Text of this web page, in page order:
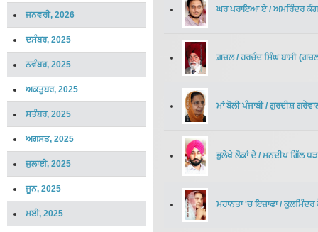
ਜਨਵਰੀ, 2026
ਦਸੰਬਰ, 2025
ਨਵੰਬਰ, 2025
ਅਕਤੂਬਰ, 2025
ਸਤੰਬਰ, 2025
ਅਗਸਤ, 2025
ਜੁਲਾਈ, 2025
ਜੂਨ, 2025
ਮਈ, 2025
ਘਰ ਪਰਾਇਆ ਏ/ ਅਮਰਿੰਦਰ ਕੰਗ
ਗ਼ਜ਼ਲ/ ਹਰਚੰਦ ਸਿੰਘ ਬਾਸੀ(
ਮਾਂ ਬੋਲੀ ਪੰਜਾਬੀ/ ਗੁਰਦੀਸ਼
ਭੁਲੇਖੇ ਲੋਕਾਂ ਦੇ/ ਮਨਦੀਪ ਗਿੱਲ
ਮਹਾਨਤਾ 'ਚ ਇਜ਼ਾਫਾ/ ਕੁਲਮਿੰਦਰ